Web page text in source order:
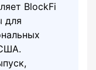
BlockFi
для